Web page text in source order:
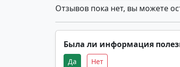
Отзывов пока нет, вы можете
Была ли информация
Да Нет